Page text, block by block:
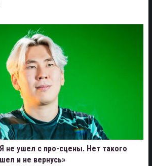
не ушел с про-сцены. Нет такого
и не вернусь»